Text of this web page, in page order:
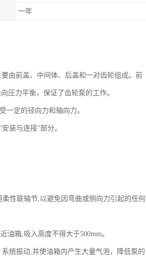
一年
由前盖、中间体、后盖和一对齿轮组成。前
压力平衡，保证了齿轮泵的工作。
一定的径向力和轴向力。
装与连接”部分。
性联轴节,以避免因弯曲或侧向力引起的任何
油箱,吸入高度不得大于500mm。
统振动,并使油箱内产生大量气泡，降低泵的